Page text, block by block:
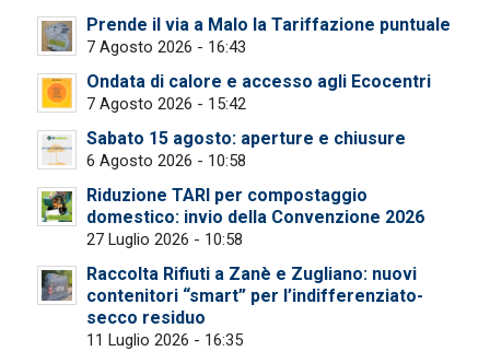
Prende il via a Malo la Tariffazione puntuale
7 Agosto 2026 - 16:43
Ondata di calore e accesso agli Ecocentri
7 Agosto 2026 - 15:42
Sabato 15 agosto: aperture e chiusure
6 Agosto 2026 - 10:58
Riduzione TARI per compostaggio
domestico: invio della Convenzione 2026
27 Luglio 2026 - 10:58
Raccolta Rifiuti a Zanè e Zugliano: nuovi
contenitori “smart” per l’indifferenziato-
secco residuo
11 Luglio 2026 - 16:35